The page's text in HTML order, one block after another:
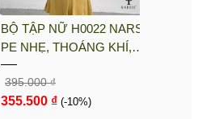
BỘ TẬP NỮ H0022 NARSIS
PE NHẸ, THOÁNG KHÍ,
THẤM MỒ HÔI, CHẤT LIỆU
BỀN, CHỐNG NẮNG
395.000 ₫
355.500 ₫ (-10%)